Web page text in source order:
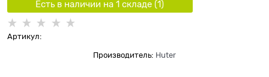
Есть в наличии на 1 складe (1)
Артикул:
Производитель: Huter